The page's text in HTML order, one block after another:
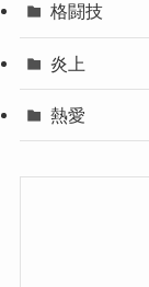
格闘技
炎上
熱愛